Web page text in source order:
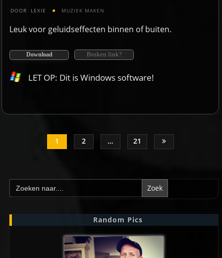
DOOR LEXIE MUZIEK MAKEN
Leuk voor geluidseffecten binnen of buiten.
Download Broken link?
LET OP: Dit is Windows software!
1 2 … 21
Zoek
naar:
Random Pics